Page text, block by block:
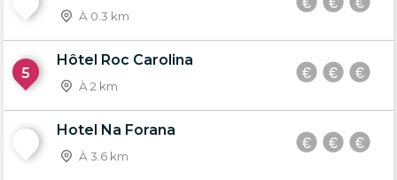
À 0.3 km
5
Hôtel Roc Carolina
À 2 km
Hotel Na Forana
À 3.6 km